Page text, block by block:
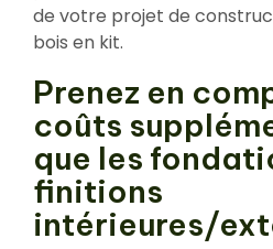
de votre projet de
bois en kit.
Prenez en
coûts
que les
finitions
intérieures/